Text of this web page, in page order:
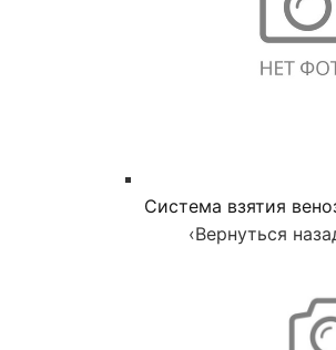
Система взятия
‹Вернуться